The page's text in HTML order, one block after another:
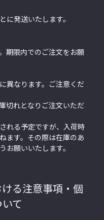
に発送いたします。
期限内でのご注文をお願
異なります。ご注意くだ
切れとなりご注文いただ
れる予定ですが、入荷時
ます。その際は在庫のあ
お願いいたします。
る注意事項・個
て